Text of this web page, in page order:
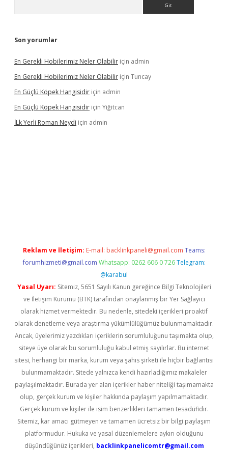
Son yorumlar
En Gerekli Hobilerimiz Neler Olabilir için admin
En Gerekli Hobilerimiz Neler Olabilir için Tuncay
En Güçlü Köpek Hangisidir için admin
En Güçlü Köpek Hangisidir için Yiğitcan
İLk Yerli Roman Neydi için admin
Reklam ve İletişim: E-mail: backlinkpaneli@gmail.com Teams:
forumhizmeti@gmail.com Whatsapp: 0262 606 0 726 Telegram:
@karabul
Yasal Uyarı: Sitemiz, 5651 Sayılı Kanun gereğince Bilgi Teknolojileri
ve İletişim Kurumu (BTK) tarafından onaylanmış bir Yer Sağlayıcı
olarak hizmet vermektedir. Bu nedenle, sitedeki içerikleri proaktif
olarak denetleme veya araştırma yükümlülüğümüz bulunmamaktadır.
Ancak, üyelerimiz yazdıkları içeriklerin sorumluluğunu taşımakta olup,
siteye üye olarak bu sorumluluğu kabul etmiş sayılırlar. Bu internet
sitesi, herhangi bir marka, kurum veya şahıs şirketi ile hiçbir bağlantısı
bulunmamaktadır. Sitede yalnızca kendi hazırladığımız makaleler
paylaşılmaktadır. Burada yer alan içerikler haber niteliği taşımamakta
olup, gerçek kurum ve kişiler hakkında paylaşım yapılmamaktadır.
Gerçek kurum ve kişiler ile isim benzerlikleri tamamen tesadüfidir.
Sitemiz, kar amacı gütmeyen ve tamamen ücretsiz bir bilgi paylaşım
platformudur. Hukuka ve yasal düzenlemelere aykırı olduğunu
düşündüğünüz içerikleri, backlinkpanelicomtr@gmail.com